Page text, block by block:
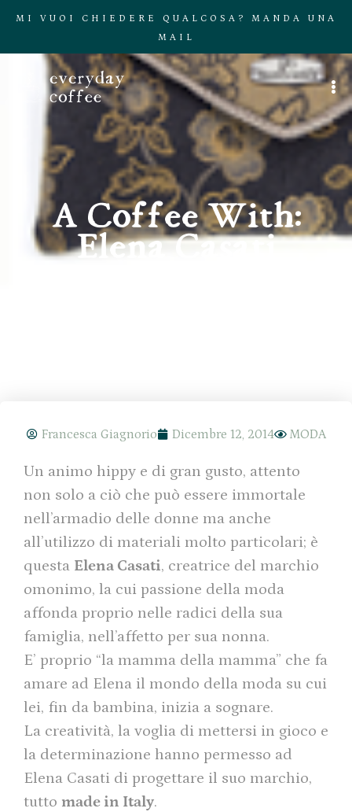
MI VUOI CHIEDERE QUALCOSA? MANDA UNA
MAIL
A Coffee With:
Elena Casati
Francesca Giagnorio Dicembre 12, 2014 MODA
Un animo hippy e di gran gusto, attento
non solo a ciò che può essere immortale
nell’armadio delle donne ma anche
all’utilizzo di materiali molto particolari; è
questa Elena Casati, creatrice del marchio
omonimo, la cui passione della moda
affonda proprio nelle radici della sua
famiglia, nell’affetto per sua nonna.
E’ proprio “la mamma della mamma” che fa
amare ad Elena il mondo della moda su cui
lei, fin da bambina, inizia a sognare.
La creatività, la voglia di mettersi in gioco e
la determinazione hanno permesso ad
Elena Casati di progettare il suo marchio,
tutto made in Italy.